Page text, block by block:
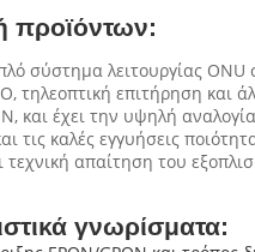
προϊόντων:
σύστημα λειτουργίας
τηλεοπτική επιτήρηση και
και έχει την υψηλή
τις καλές εγγυήσεις
τεχνική απαίτηση του
γνωρίσματα: